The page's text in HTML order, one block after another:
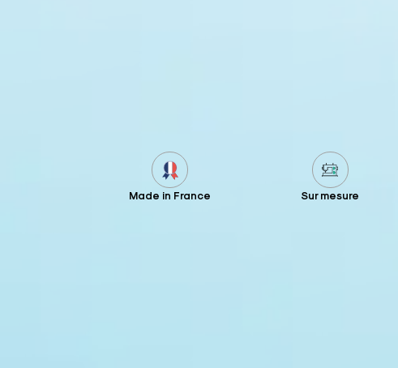
Made in France Sur mesure